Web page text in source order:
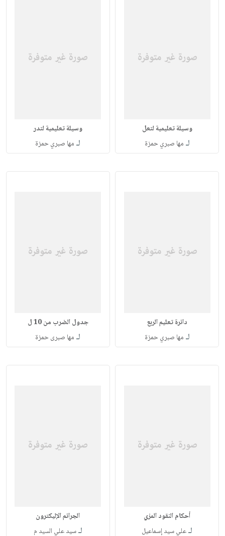
وسيلة تعليمية لتعل
لـ مها صبري حمزة
وسيلة تعليمية لتدر
لـ مها صبري حمزة
دائرة تعليم الربع
لـ مها صبري حمزة
جدول الضرب من 10 ل
لـ مها صبرى حمزة
أحكام النقود المزي
لـعلي سيد إسماعيل
الجرائم الإليكترون
لـسيد علي السيد م